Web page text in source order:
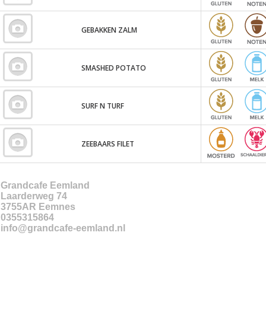
GEBAKKEN ZALM
SMASHED POTATO
SURF N TURF
ZEEBAARS FILET
Grandcafe Eemland
Laarderweg 74
3755AR Eemnes
0355315864
info@grandcafe-eemland.nl